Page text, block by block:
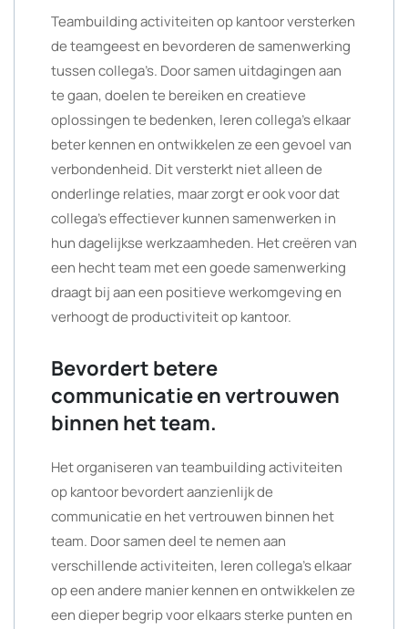
Teambuilding activiteiten op kantoor versterken
de teamgeest en bevorderen de samenwerking
tussen collega’s. Door samen uitdagingen aan
te gaan, doelen te bereiken en creatieve
oplossingen te bedenken, leren collega’s elkaar
beter kennen en ontwikkelen ze een gevoel van
verbondenheid. Dit versterkt niet alleen de
onderlinge relaties, maar zorgt er ook voor dat
collega’s effectiever kunnen samenwerken in
hun dagelijkse werkzaamheden. Het creëren van
een hecht team met een goede samenwerking
draagt bij aan een positieve werkomgeving en
verhoogt de productiviteit op kantoor.
Bevordert betere
communicatie en vertrouwen
binnen het team.
Het organiseren van teambuilding activiteiten
op kantoor bevordert aanzienlijk de
communicatie en het vertrouwen binnen het
team. Door samen deel te nemen aan
verschillende activiteiten, leren collega’s elkaar
op een andere manier kennen en ontwikkelen ze
een dieper begrip voor elkaars sterke punten en